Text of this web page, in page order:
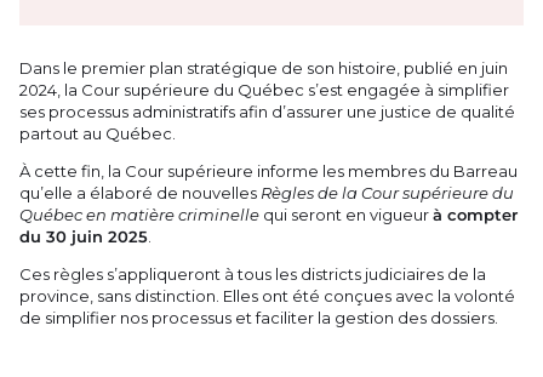
Dans le premier plan stratégique de son histoire, publié en juin
2024, la Cour supérieure du Québec s’est engagée à simplifier
ses processus administratifs afin d’assurer une justice de qualité
partout au Québec.
À cette fin, la Cour supérieure informe les membres du Barreau
qu’elle a élaboré de nouvelles Règles de la Cour supérieure du
Québec en matière criminelle qui seront en vigueurà compter
du 30 juin 2025.
Ces règles s’appliqueront à tous les districts judiciaires de la
province, sans distinction. Elles ont été conçues avec la volonté
de simplifier nos processus et faciliter la gestion des dossiers.